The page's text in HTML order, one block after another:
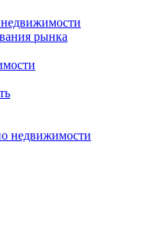
рынка
недвижимости